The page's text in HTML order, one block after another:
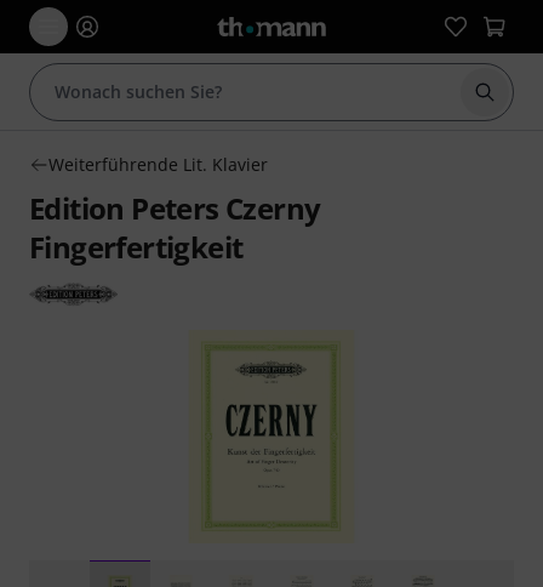
Suche
Weiterführende Lit. Klavier
Edition Peters Czerny
Fingerfertigkeit